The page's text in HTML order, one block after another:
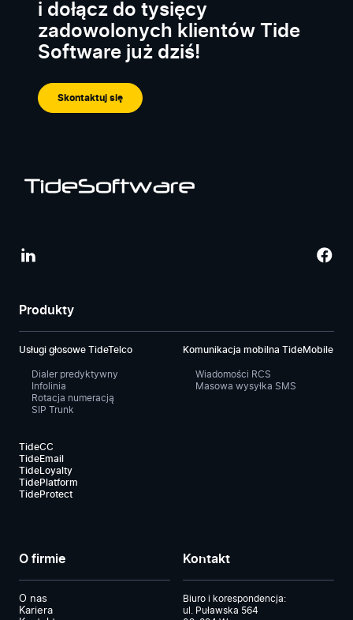
i dołącz do tysięcy
zadowolonych klientów Tide
Software już dziś!
Skontaktuj się
Produkty
Usługi głosowe TideTelco
Dialer predyktywny
Infolinia
Rotacja numeracją
SIP Trunk
Komunikacja mobilna TideMobile
Wiadomości RCS
Masowa wysyłka SMS
TideCC
TideEmail
TideLoyalty
TidePlatform
TideProtect
O firmie
O nas
Kariera
Kontakt
Biuro i korespondencja:
ul. Puławska 564